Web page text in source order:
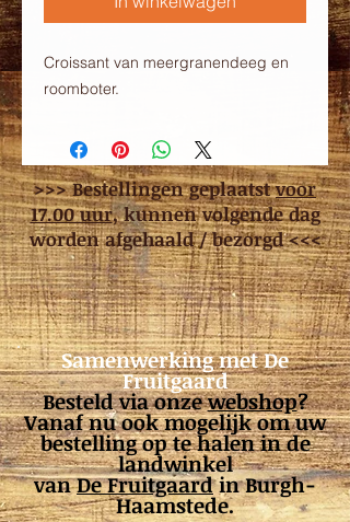
Croissant van meergranendeeg en
roomboter.
>>> Bestellingen geplaatstvoor
17.00 uur, kunnen volgende dag
worden afgehaald / bezorgd <<<
Samenwerking met De
Fruitgaard
Besteld via onzewebshop?
Vanaf nu ook mogelijk om uw
bestelling op te halen in de
landwinkel
vanDe Fruitgaardin Burgh-
Haamstede.